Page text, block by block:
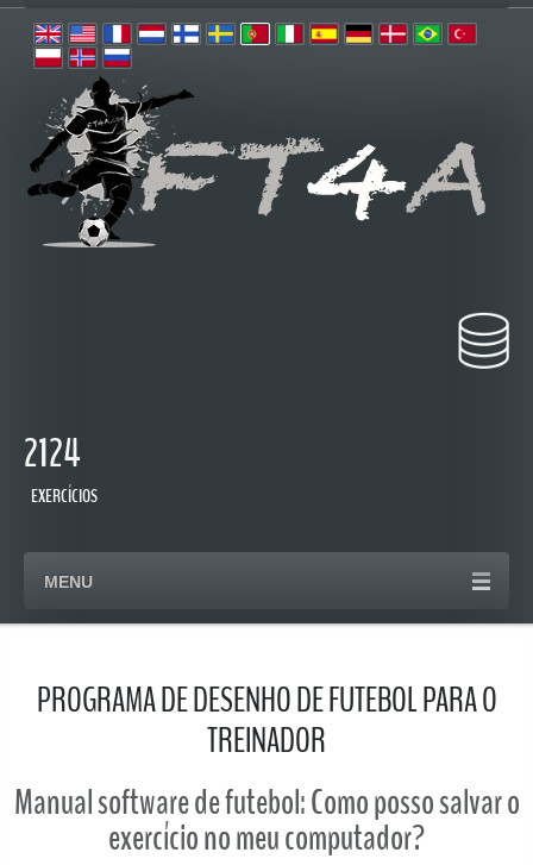
2124
EXERCÍCIOS
MENU
PROGRAMA DE DESENHO DE FUTEBOL PARA O
TREINADOR
Manual software de futebol: Como posso salvar o
exercício no meu computador?